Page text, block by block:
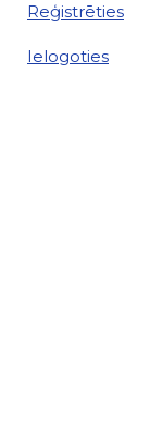
Reģistrēties
Ielogoties